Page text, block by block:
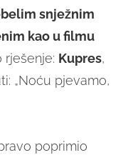
snježnim
kao u filmu
rješenje: Kupres,
„Noću pjevamo,
poprimio